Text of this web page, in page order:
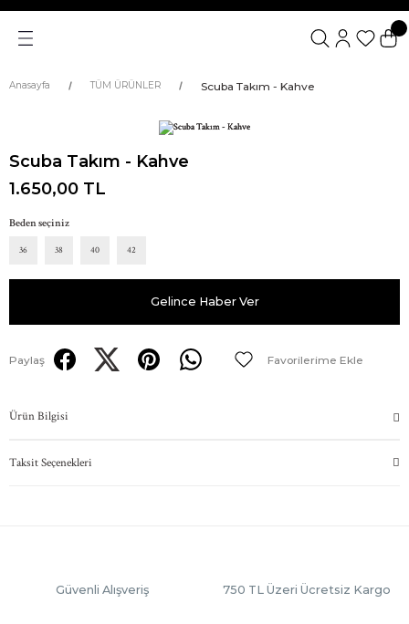
Anasayfa TÜM ÜRÜNLER Scuba Takım - Kahve
Scuba Takım - Kahve
1.650,00 TL
Beden seçiniz
36 38 40 42
Gelince Haber Ver
Paylaş
Ürün Bilgisi
Taksit Seçenekleri
Güvenli Alışveriş 750 TL Üzeri Ücretsiz Kargo